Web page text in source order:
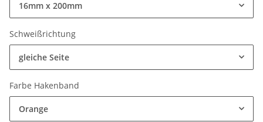
16mm x 200mm
Schweißrichtung
gleiche Seite
Farbe Hakenband
Orange